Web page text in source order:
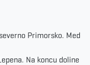
Primorsko. Med
Na koncu doline